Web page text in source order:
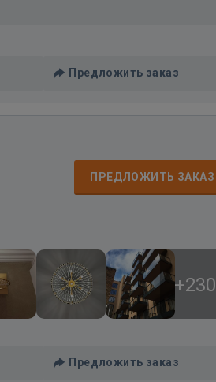
Предложить заказ
ПРЕДЛОЖИТЬ ЗАКАЗ
+230
Предложить заказ